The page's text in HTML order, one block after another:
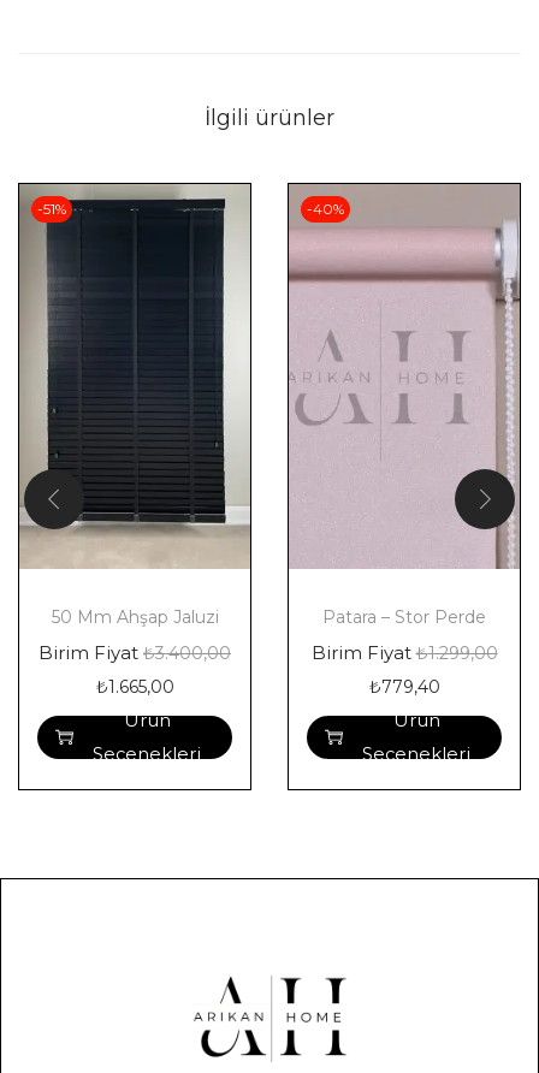
İlgili ürünler
-51%
50 Mm Ahşap Jaluzi
Birim Fiyat ₺3.400,00
₺1.665,00
Ürün
Seçenekleri
-40%
Patara – Stor Perde
Birim Fiyat₺1.299,00
₺779,40
Ürün
Seçenekleri